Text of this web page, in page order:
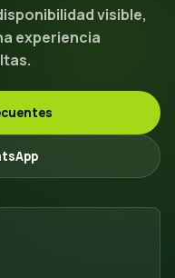
visible,
experiencia